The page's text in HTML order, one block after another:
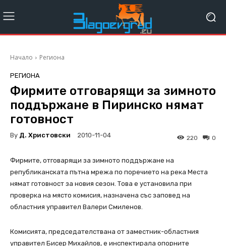
Начало Региона
РЕГИОНА
Фирмите отговарящи за зимното
поддържане в Пиринско нямат
готовност
By Д. Христовски 2010-11-04 0
220
Фирмите, отговарящи за зимното поддържане на
републиканската пътна мрежа по поречието на река Места
нямат готовност за новия сезон. Това е установила при
проверка на място комисия, назначена със заповед на
областния управител Валери Смиленов.
Комисията, председателствана от заместник-областния
управител Бисер Михайлов, е инспектирала опорните